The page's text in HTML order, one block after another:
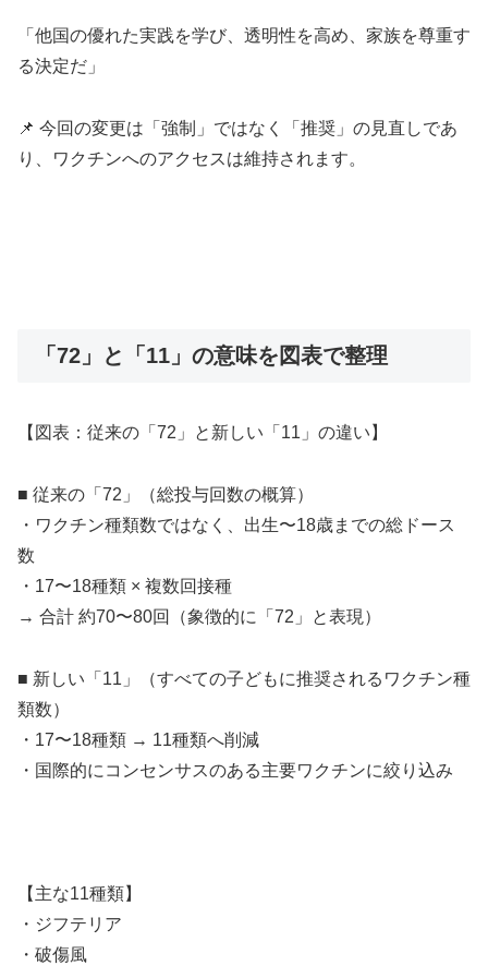
「他国の優れた実践を学び、透明性を高め、家族を尊重す
る決定だ」
📌 今回の変更は「強制」ではなく「推奨」の見直しであ
り、ワクチンへのアクセスは維持されます。
「72」と「11」の意味を図表で整理
【図表：従来の「72」と新しい「11」の違い】
■ 従来の「72」（総投与回数の概算）
・ワクチン種類数ではなく、出生〜18歳までの総ドース
数
・17〜18種類 × 複数回接種
→ 合計 約70〜80回（象徴的に「72」と表現）
■ 新しい「11」（すべての子どもに推奨されるワクチン種
類数）
・17〜18種類 → 11種類へ削減
・国際的にコンセンサスのある主要ワクチンに絞り込み
【主な11種類】
・ジフテリア
・破傷風